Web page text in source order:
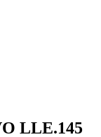
LLE.145